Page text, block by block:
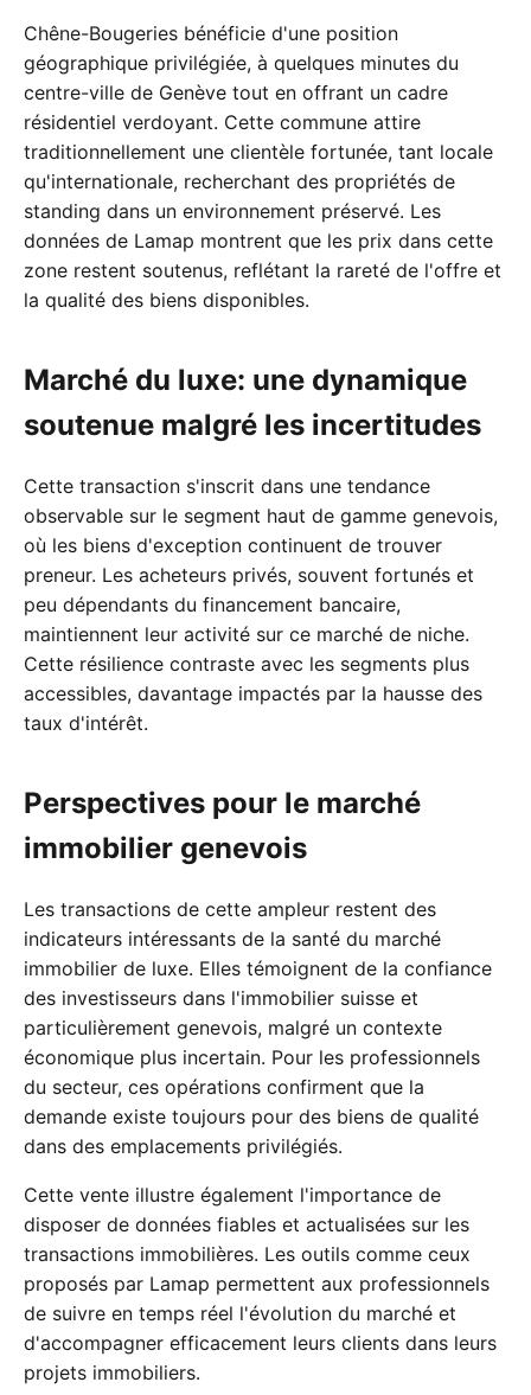
Chêne-Bougeries bénéficie d'une position
géographique privilégiée, à quelques minutes du
centre-ville de Genève tout en offrant un cadre
résidentiel verdoyant. Cette commune attire
traditionnellement une clientèle fortunée, tant locale
qu'internationale, recherchant des propriétés de
standing dans un environnement préservé. Les
données de Lamap montrent que les prix dans cette
zone restent soutenus, reflétant la rareté de l'offre et
la qualité des biens disponibles.
Marché du luxe: une dynamique
soutenue malgré les incertitudes
Cette transaction s'inscrit dans une tendance
observable sur le segment haut de gamme genevois,
où les biens d'exception continuent de trouver
preneur. Les acheteurs privés, souvent fortunés et
peu dépendants du financement bancaire,
maintiennent leur activité sur ce marché de niche.
Cette résilience contraste avec les segments plus
accessibles, davantage impactés par la hausse des
taux d'intérêt.
Perspectives pour le marché
immobilier genevois
Les transactions de cette ampleur restent des
indicateurs intéressants de la santé du marché
immobilier de luxe. Elles témoignent de la confiance
des investisseurs dans l'immobilier suisse et
particulièrement genevois, malgré un contexte
économique plus incertain. Pour les professionnels
du secteur, ces opérations confirment que la
demande existe toujours pour des biens de qualité
dans des emplacements privilégiés.
Cette vente illustre également l'importance de
disposer de données fiables et actualisées sur les
transactions immobilières. Les outils comme ceux
proposés par Lamap permettent aux professionnels
de suivre en temps réel l'évolution du marché et
d'accompagner efficacement leurs clients dans leurs
projets immobiliers.